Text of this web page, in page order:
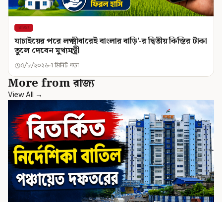
রাজ্য
যাচাইয়ের পরে লক্ষ্মীবারেই বাংলার বাড়ি'-র দ্বিতীয় কিস্তির টাকা
তুলে দেবেন মুখ্যমন্ত্রী
৫/৮/২০২৬ 1 মিনিট পড়া
More from রাজ্য
View All →